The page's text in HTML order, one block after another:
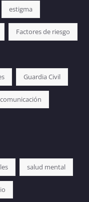
estigma
Factores de riesgo
Guardia Civil
salud mental